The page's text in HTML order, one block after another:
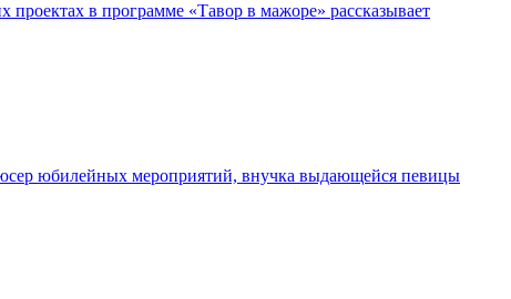
в программе «Тавор в мажоре» рассказывает
юбилейных мероприятий, внучка выдающейся певицы